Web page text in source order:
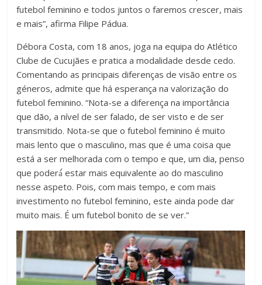
futebol feminino e todos juntos o faremos crescer, mais
e mais”, afirma Filipe Pádua.
Débora Costa, com 18 anos, joga na equipa do Atlético
Clube de Cucujães e pratica a modalidade desde cedo.
Comentando as principais diferenças de visão entre os
géneros, admite que há esperança na valorização do
futebol feminino. “Nota-se a diferença na importância
que dão, a nível de ser falado, de ser visto e de ser
transmitido. Nota-se que o futebol feminino é muito
mais lento que o masculino, mas que é uma coisa que
está a ser melhorada com o tempo e que, um dia, penso
que poderá́ estar mais equivalente ao do masculino
nesse aspeto. Pois, com mais tempo, e com mais
investimento no futebol feminino, este ainda pode dar
muito mais. É um futebol bonito de se ver.”